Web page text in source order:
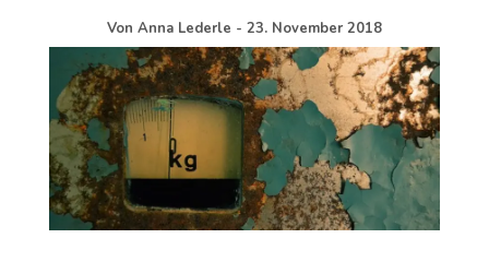
Von Anna Lederle - 23. November 2018